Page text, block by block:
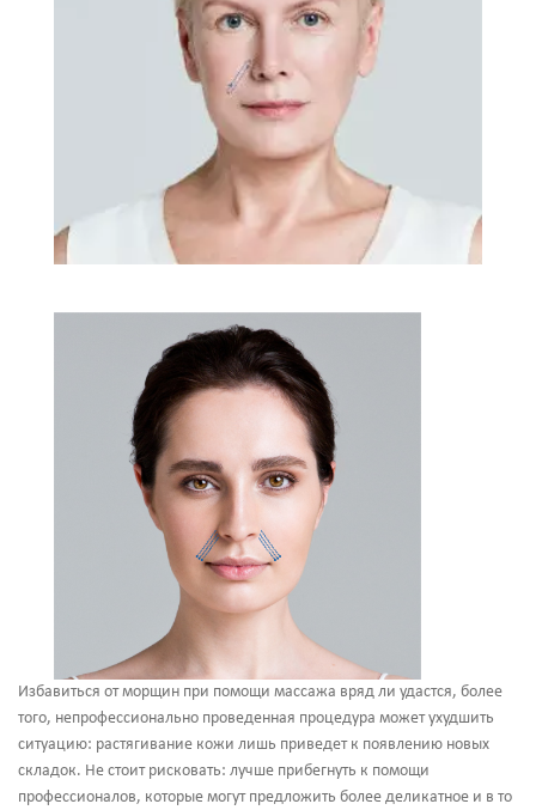
Избавиться от морщин при помощи массажа вряд ли удастся, более
того, непрофессионально проведенная процедура может ухудшить
ситуацию: растягивание кожи лишь приведет к появлению новых
складок. Не стоит рисковать: лучше прибегнуть к помощи
профессионалов, которые могут предложить более деликатное и в то